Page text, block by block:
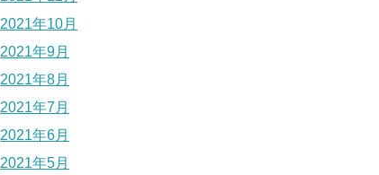
2021年10月
2021年9月
2021年8月
2021年7月
2021年6月
2021年5月